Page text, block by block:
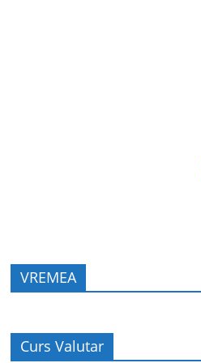
VREMEA
Curs Valutar